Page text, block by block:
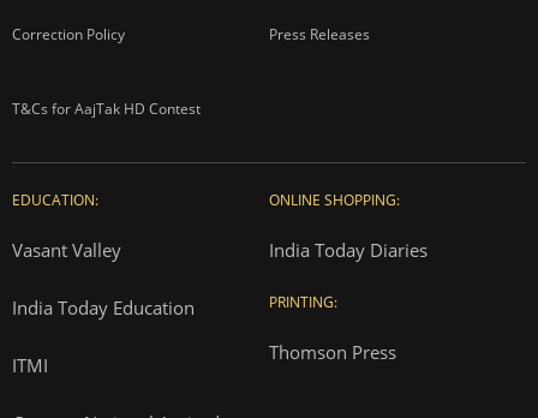
Correction Policy Press Releases
T&Cs for AajTak HD Contest
EDUCATION:
Vasant Valley
India Today Education
ITMI
ONLINE SHOPPING:
India Today Diaries
PRINTING:
Thomson Press